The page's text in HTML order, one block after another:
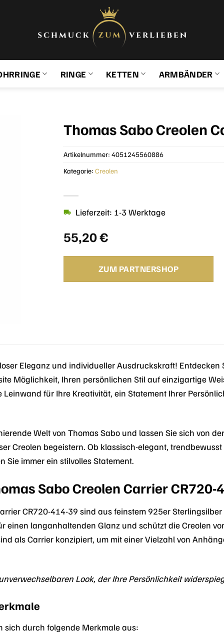
RINGE KETTEN ARMBÄNDER
Thomas Sabo Creolen
55,20€
Lieferzeit: 1-3 Werktage
ZUM PARTNERSHOP
Artikelnummer: 4051245560886
Kategorie: Creolen
Eleganz und individueller Ausdruckskraft! Entdecken
Möglichkeit, Ihren persönlichen Stil auf einzigartige
für Ihre Kreativität, ein Statement Ihrer
Welt von Thomas Sabo und lassen Sie sich von
Creolen begeistern. Ob klassisch-elegant,
Sie immer ein stilvolles Statement.
Sabo Creolen Carrier CR720-
CR720-414-39 sind aus feinstem 925er
einen langanhaltenden Glanz und schützt die Creolen
als Carrier konzipiert, um mit einer Vielzahl von
Look, der Ihre Persönlichkeit
sich durch folgende Merkmale aus: